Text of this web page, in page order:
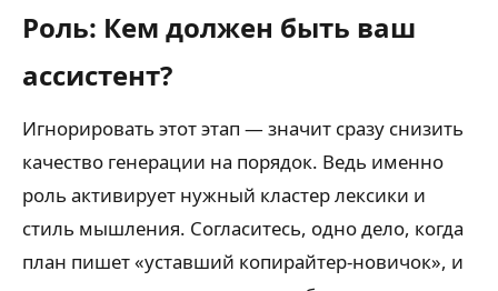
Роль: Кем должен быть ваш
ассистент?
Игнорировать этот этап — значит сразу снизить
качество генерации на порядок. Ведь именно
роль активирует нужный кластер лексики и
стиль мышления. Согласитесь, одно дело, когда
план пишет «уставший копирайтер-новичок», и